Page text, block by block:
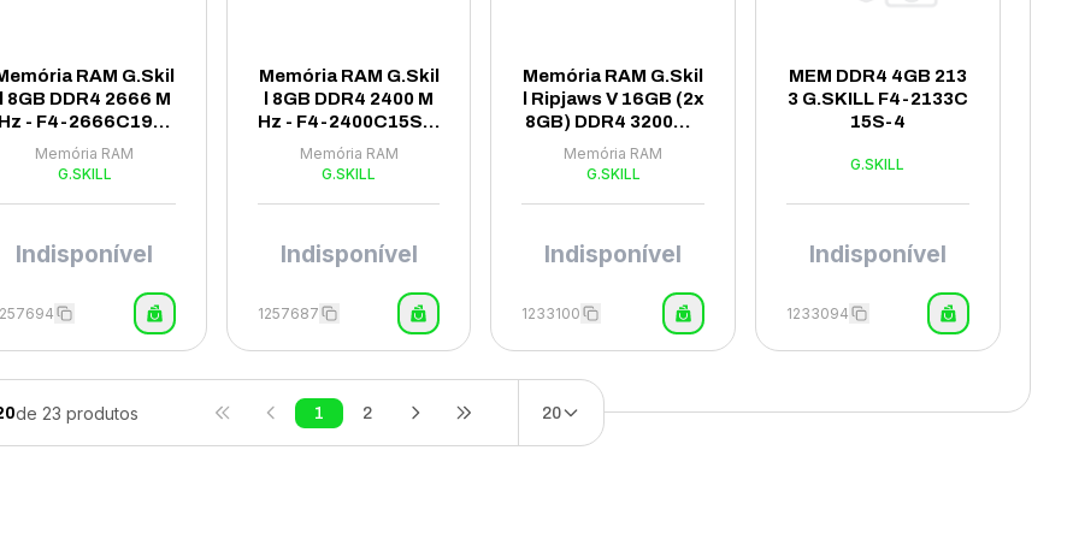
RAM G.Skil
8GB DDR4 2666 M
- F4-2666C19S-
8GNT
Memória RAM
G.SKILL
Indisponível
Memória RAM G.Skil
l 8GB DDR4 2400 M
Hz - F4-2400C15S-8
GNS
Memória RAM
G.SKILL
Indisponível
1257687
Memória RAM G.Skil
l Ripjaws V 16GB (2x
8GB) DDR4 3200MH
z - F4-3200C16D-16
GVKB
Memória RAM
G.SKILL
Indisponível
1233100
MEM DDR4 4GB 213
3 G.SKILL F4-2133C
15S-4
G.SKILL
Indisponível
1233094
de 23 produtos 1 2 20